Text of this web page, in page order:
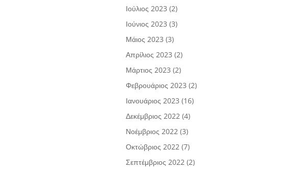
Ιούλιος 2023 (2)
Ιούνιος 2023 (3)
Μάιος 2023 (3)
Απρίλιος 2023 (2)
Μάρτιος 2023 (2)
Φεβρουάριος 2023 (2)
Ιανουάριος 2023 (16)
Δεκέμβριος 2022 (4)
Νοέμβριος 2022 (3)
Οκτώβριος 2022 (7)
Σεπτέμβριος 2022 (2)